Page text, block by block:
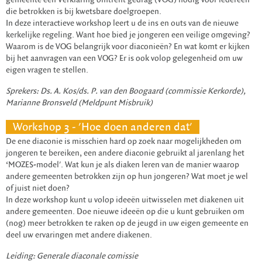
die betrokken is bij kwetsbare doelgroepen.
In deze interactieve workshop leert u de ins en outs van de nieuwe
kerkelijke regeling. Want hoe bied je jongeren een veilige omgeving?
Waarom is de VOG belangrijk voor diaconieën? En wat komt er kijken
bij het aanvragen van een VOG? Er is ook volop gelegenheid om uw
eigen vragen te stellen.
Sprekers: Ds. A. Kos/ds. P. van den Boogaard (commissie Kerkorde),
Marianne Bronsveld (Meldpunt Misbruik)
Workshop 3 - 'Hoe doen anderen dat'
De ene diaconie is misschien hard op zoek naar mogelijkheden om
jongeren te bereiken, een andere diaconie gebruikt al jarenlang het
‘MOZES-model'. Wat kun je als diaken leren van de manier waarop
andere gemeenten betrokken zijn op hun jongeren? Wat moet je wel
of juist niet doen?
In deze workshop kunt u volop ideeën uitwisselen met diakenen uit
andere gemeenten. Doe nieuwe ideeën op die u kunt gebruiken om
(nog) meer betrokken te raken op de jeugd in uw eigen gemeente en
deel uw ervaringen met andere diakenen.
Leiding: Generale diaconale comissie